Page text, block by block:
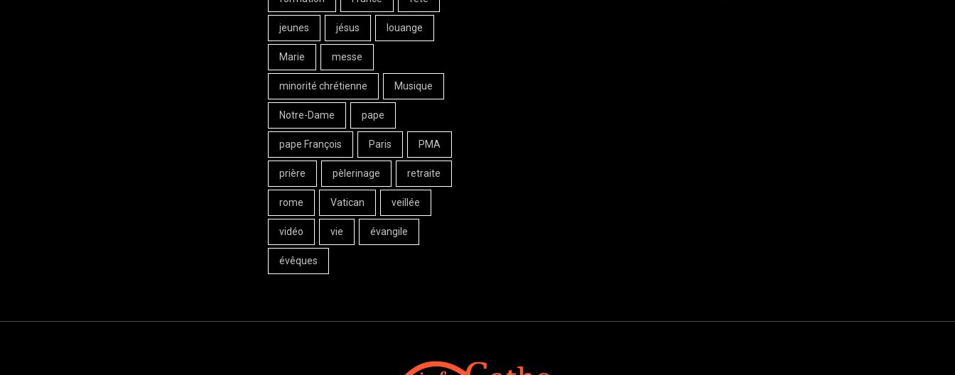
jeunes jésus louange
Marie messe
minorité chrétienne Musique
Notre-Dame pape
pape François Paris PMA
prière pèlerinage retraite
rome Vatican veillée
vidéo vie évangile
évêques